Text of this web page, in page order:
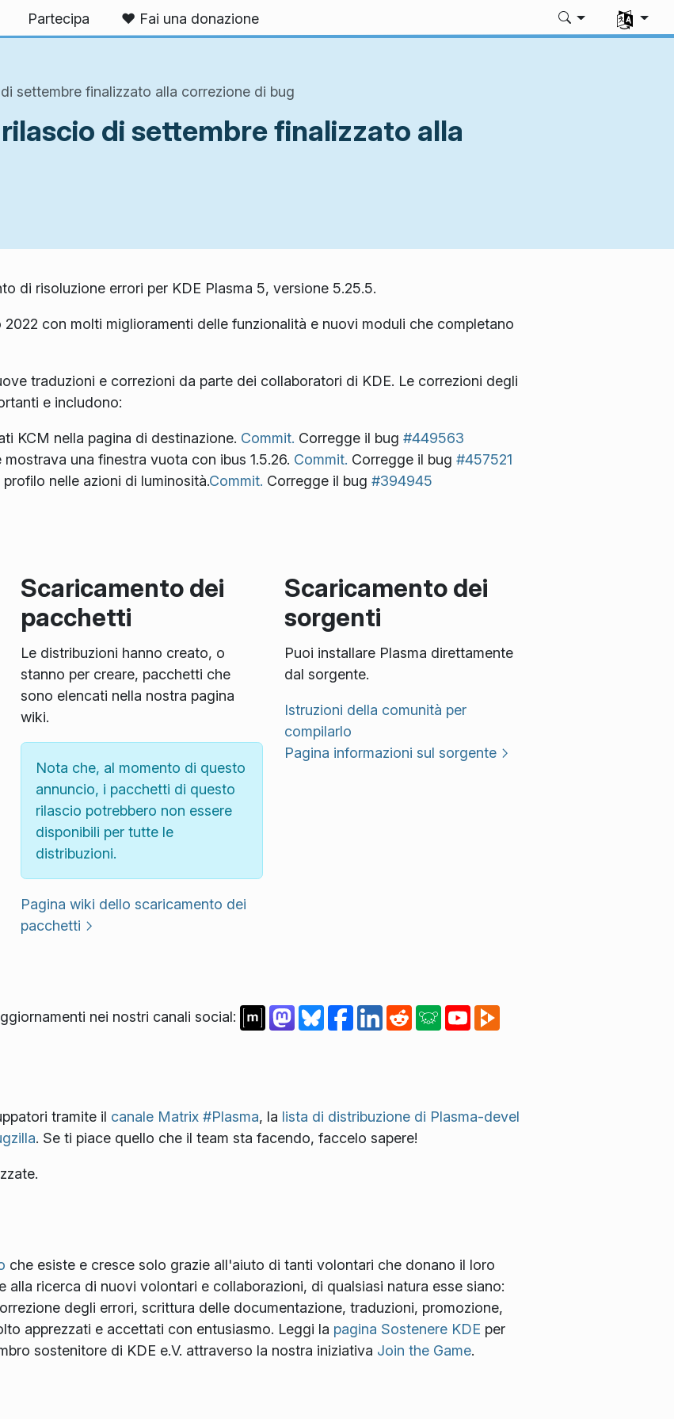
Partecipa ❤️ Fai una donazione
Seleziona
settembre finalizzato alla correzione di bug
rilascio di settembre finalizzato alla
di risoluzione errori per KDE Plasma 5, versione 5.25.5.
con molti miglioramenti delle funzionalità e nuovi moduli che completano
traduzioni e correzioni da parte dei collaboratori di KDE. Le correzioni degli
e includono:
KCM nella pagina di destinazione. Commit. Corregge il bug #449563
una finestra vuota con ibus 1.5.26. Commit. Corregge il bug #457521
nelle azioni di luminosità.Commit. Corregge il bug #394945
Scaricamento dei
pacchetti
Le distribuzioni hanno creato, o
stanno per creare, pacchetti che
sono elencati nella nostra pagina
wiki.
Nota che, al momento di questo
annuncio, i pacchetti di questo
rilascio potrebbero non essere
disponibili per tutte le
distribuzioni.
Pagina wiki dello scaricamento dei
pacchetti
Scaricamento dei
sorgenti
Puoi installare Plasma direttamente
dal sorgente.
Istruzioni della comunità per
compilarlo
Pagina informazioni sul sorgente
nei nostri canali social:
tramite il canale Matrix #Plasma, la lista di distribuzione di Plasma-devel
. Se ti piace quello che il team sta facendo, faccelo sapere!
che esiste e cresce solo grazie all'aiuto di tanti volontari che donano il loro
alla ricerca di nuovi volontari e collaborazioni, di qualsiasi natura esse siano:
degli errori, scrittura delle documentazione, traduzioni, promozione,
apprezzati e accettati con entusiasmo. Leggi la pagina Sostenere KDE per
sostenitore di KDE e.V. attraverso la nostra iniziativa Join the Game.